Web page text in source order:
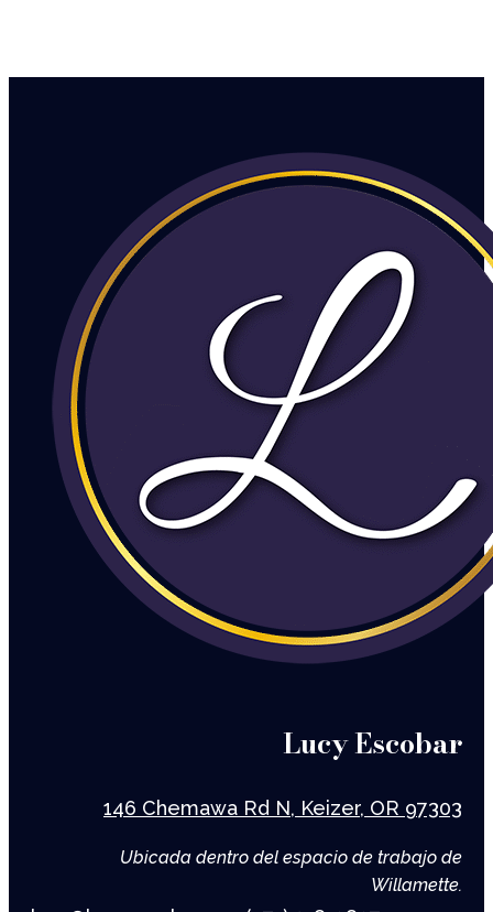
Lucy Escobar
146 Chemawa Rd N, Keizer, OR 97303
Ubicada dentro del espacio de trabajo de
Willamette.